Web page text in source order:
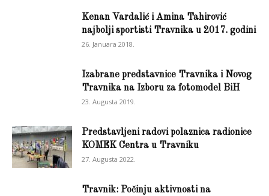
Kenan Vardalić i Amina Tahirović
najbolji sportisti Travnika u 2017. godini
26. Januara 2018.
Izabrane predstavnice Travnika i Novog
Travnika na Izboru za fotomodel BiH
23. Augusta 2019.
Predstavljeni radovi polaznica radionice
KOMEK Centra u Travniku
27. Augusta 2022.
Travnik: Počinju aktivnosti na